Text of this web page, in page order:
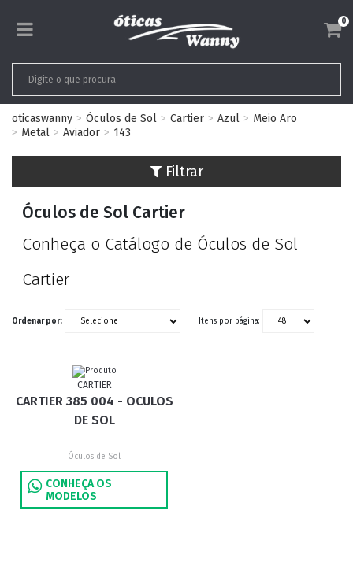
0
oticaswanny Óculos de Sol Cartier Azul
Meio Aro
Metal
Aviador 143
Filtrar
Óculos de Sol Cartier
Conheça o Catálogo de Óculos de Sol
Cartier
Ordenar por: Itens por página:
CARTIER
CARTIER 385 004 - OCULOS
DE SOL
Óculos de Sol
CONHEÇA OS
MODELOS